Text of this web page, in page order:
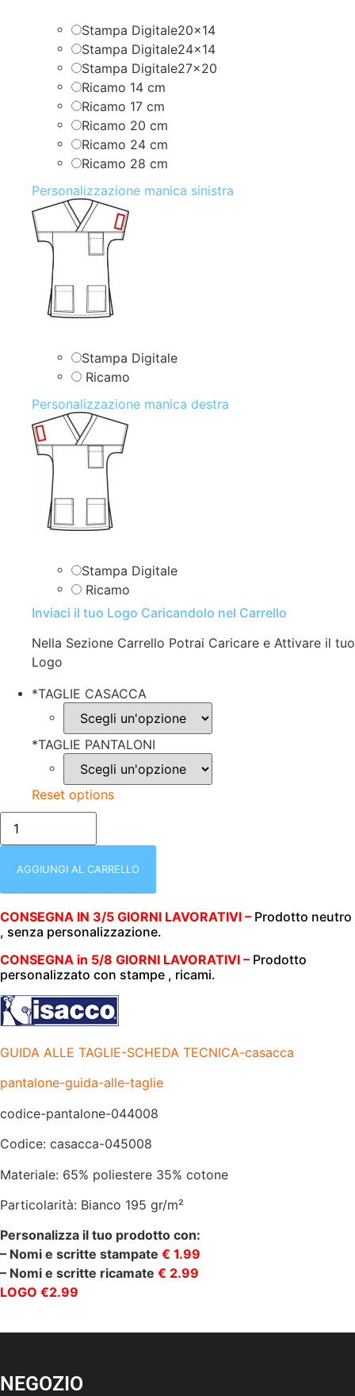
Stampa Digitale20x14
Stampa Digitale24x14
Stampa Digitale27x20
Ricamo 14 cm
Ricamo 17 cm
Ricamo 20 cm
Ricamo 24 cm
Ricamo 28 cm
Personalizzazione manica sinistra
Stampa Digitale
Ricamo
Personalizzazione manica destra
Stampa Digitale
Ricamo
Inviaci il tuo Logo Caricandolo nel Carrello
Nella Sezione Carrello Potrai Caricare e Attivare il tuo
Logo
*TAGLIE CASACCA
*TAGLIE PANTALONI
Reset options
-
COMPLETO
-
MEZZA
|
BIANCO
gr/m2
|
ISACCO
-045008/
quantità
AGGIUNGI AL CARRELLO
CONSEGNA IN 3/5 GIORNI LAVORATIVI – Prodotto neutro
, senza personalizzazione.
CONSEGNA in 5/8 GIORNI LAVORATIVI – Prodotto
personalizzato con stampe , ricami.
GUIDA ALLE TAGLIE-SCHEDA TECNICA-casacca
pantalone-guida-alle-taglie
codice-pantalone-044008
Codice: casacca-045008
Materiale: 65% poliestere 35% cotone
Particolarità: Bianco 195 gr/m²
Personalizza il tuo prodotto con:
– Nomi e scritte stampate € 1.99
– Nomi e scritte ricamate € 2.99
LOGO €2.99
NEGOZIO